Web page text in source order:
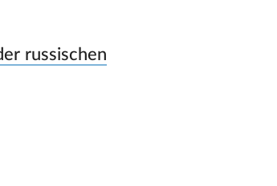
russischen